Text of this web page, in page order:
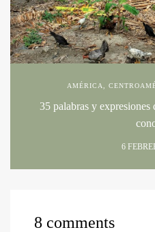
AMÉRICA
35 palabras y expresiones
6
8 comments